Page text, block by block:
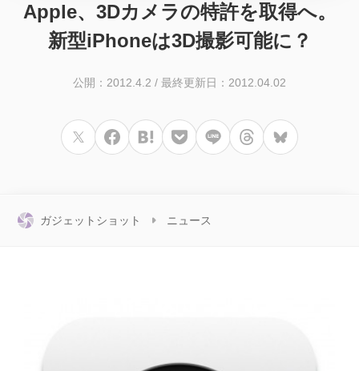
Apple、3Dカメラの特許を取得へ。
新型iPhoneは3D撮影可能に？
公開：2012.4.2 / 最終更新日：2012.04.02
ガジェットショット ニュース